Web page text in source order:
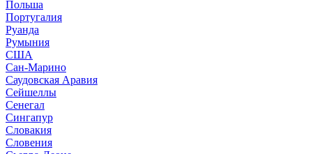
Польша
Португалия
Руанда
Румыния
США
Сан-Марино
Саудовская Аравия
Сейшеллы
Сенегал
Сингапур
Словакия
Словения